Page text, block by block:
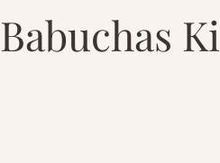
Babuchas